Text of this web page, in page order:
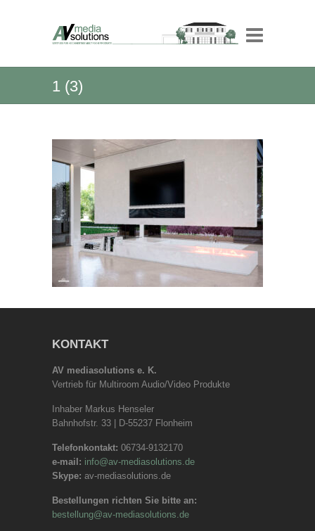
1 (3)
KONTAKT
AV mediasolutions e. K.
Vertrieb für Multiroom Audio/Video Produkte
Inhaber Markus Henseler
Bahnhofstr. 33 | D-55237 Flonheim
Telefonkontakt: 06734-9132170
e-mail: info@av-mediasolutions.de
Skype: av-mediasolutions.de
Bestellungen richten Sie bitte an:
bestellung@av-mediasolutions.de